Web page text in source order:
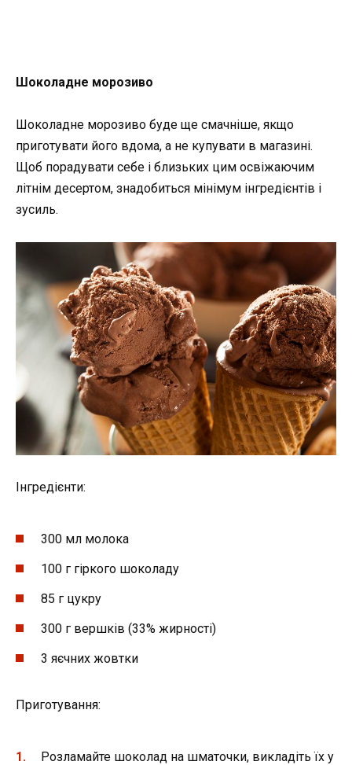
Шоколадне морозиво
Шоколадне морозиво буде ще смачніше, якщо
приготувати його вдома, а не купувати в магазині.
Щоб порадувати себе і близьких цим освіжаючим
літнім десертом, знадобиться мінімум інгредієнтів і
зусиль.
Інгредієнти:
300 мл молока
100 г гіркого шоколаду
85 г цукру
300 г вершків (33% жирності)
3 яєчних жовтки
Приготування:
Розламайте шоколад на шматочки, викладіть їх у